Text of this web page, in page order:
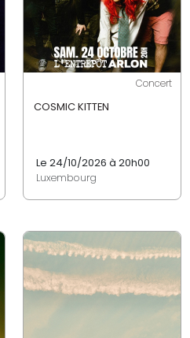
Concert
COSMIC KITTEN
Le 24/10/2026 à 20h00
Luxembourg